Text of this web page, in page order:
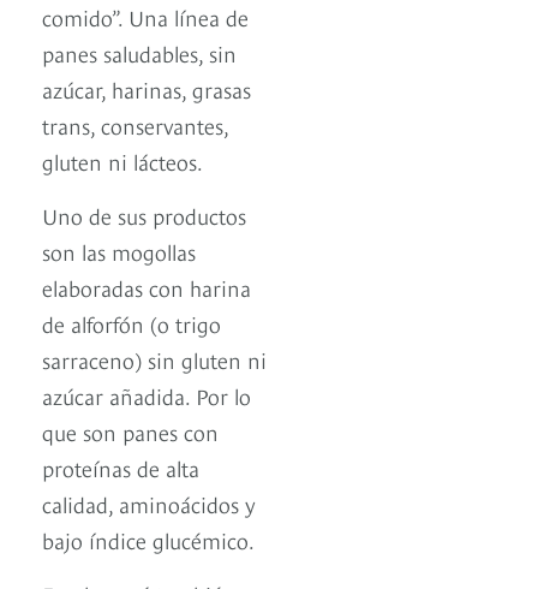
comido”. Una línea de
panes saludables, sin
azúcar, harinas, grasas
trans, conservantes,
gluten ni lácteos.
Uno de sus productos
son las mogollas
elaboradas con harina
de alforfón (o trigo
sarraceno) sin gluten ni
azúcar añadida. Por lo
que son panes con
proteínas de alta
calidad, aminoácidos y
bajo índice glucémico.